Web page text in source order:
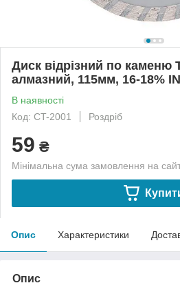
Диск відрізний по каменю
алмазний, 115мм, 16-18%
В наявності
Код: CT-2001
Роздріб
59 ₴
Мінімальна сума замовлення на
Опис Характеристики
Опис